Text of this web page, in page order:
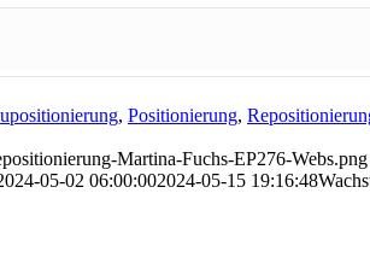
, Positionierung,
Martina-Fuchs-EP276-Webs.png
05-02 06:00:002024-05-15 19:16:48